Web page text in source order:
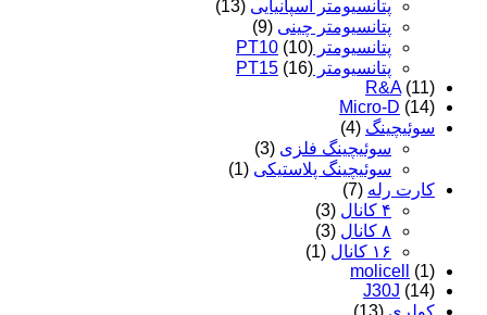
پتانسیومتر اسپانیایی (13)
پتانسیومتر چینی (9)
پتانسیومتر PT10 (10)
پتانسیومتر PT15 (16)
R&A (11)
Micro-D (14)
سوئیچینگ (4)
سوئیچینگ فلزی (3)
سوئیچینگ پلاستیکی (1)
کارت رله (7)
۴ کانال
(3)
۸ کانال
(3)
۱۶ کانال
(1)
molicell
(1)
J30J (14)
کولری (13)